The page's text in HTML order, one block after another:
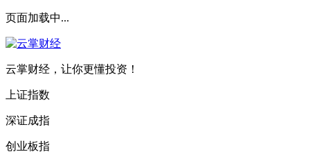
页面加载中...
云掌财经，让你更懂投资！
上证指数
深证成指
创业板指